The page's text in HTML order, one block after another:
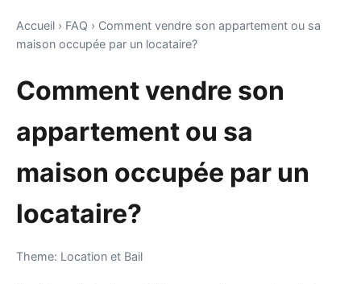
Accueil › FAQ › Comment vendre son appartement ou sa
maison occupée par un locataire?
Comment vendre son
appartement ou sa
maison occupée par un
locataire?
Theme: Location et Bail